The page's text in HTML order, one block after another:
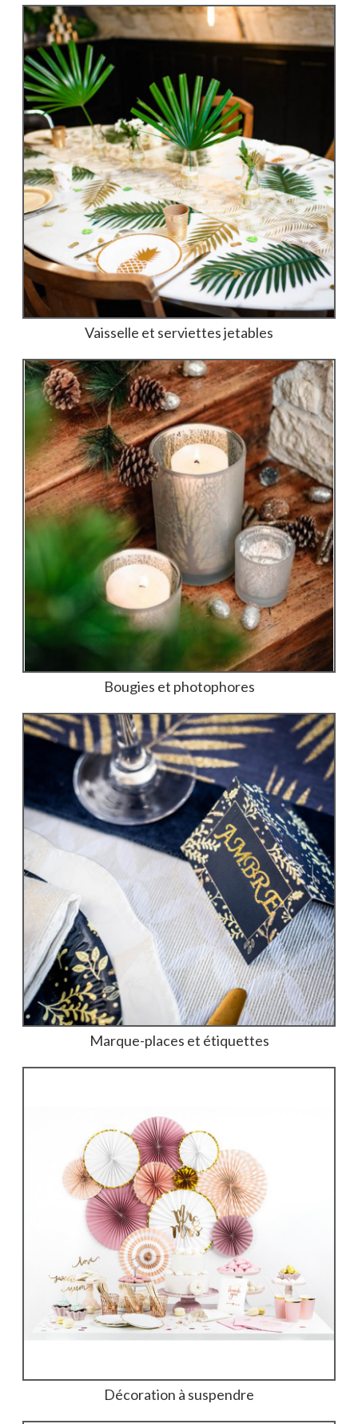
Vaisselle et serviettes jetables
Bougies et photophores
Marque-places et étiquettes
Décoration à suspendre